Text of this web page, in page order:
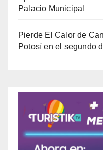
Palacio Municipal
Pierde El Calor de
Potosí en el segundo